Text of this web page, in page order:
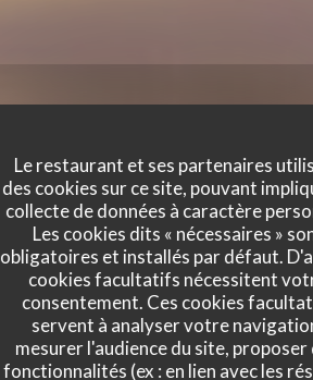
Le restaurant et ses partenaires
des cookies sur ce site, pouvant
collecte de données à caractère
Les cookies dits « nécessaires »
obligatoires et installés par défaut.
cookies facultatifs nécessitent
consentement. Ces cookies
servent à analyser votre
mesurer l'audience du site, proposer
fonctionnalités (ex : en lien avec les